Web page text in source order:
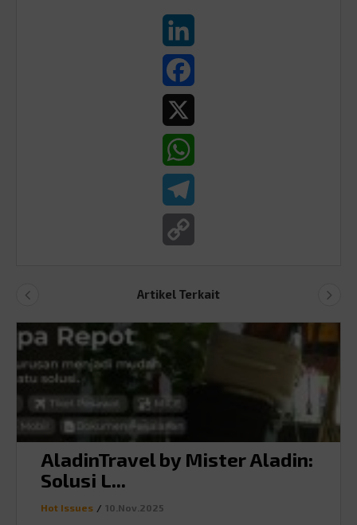
Artikel Terkait
AladinTravel by Mister Aladin:
Solusi L...
Hot Issues / 10.Nov.2025